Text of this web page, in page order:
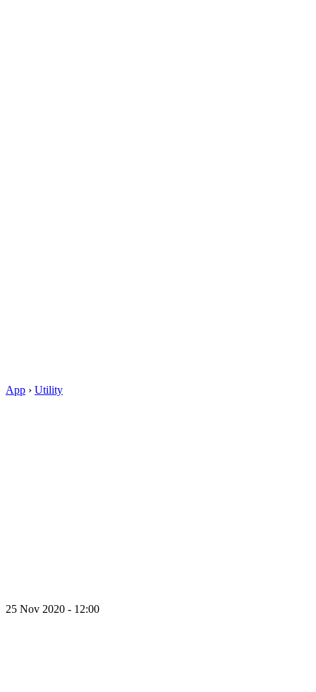
App › Utility
25 Nov 2020 - 12:00